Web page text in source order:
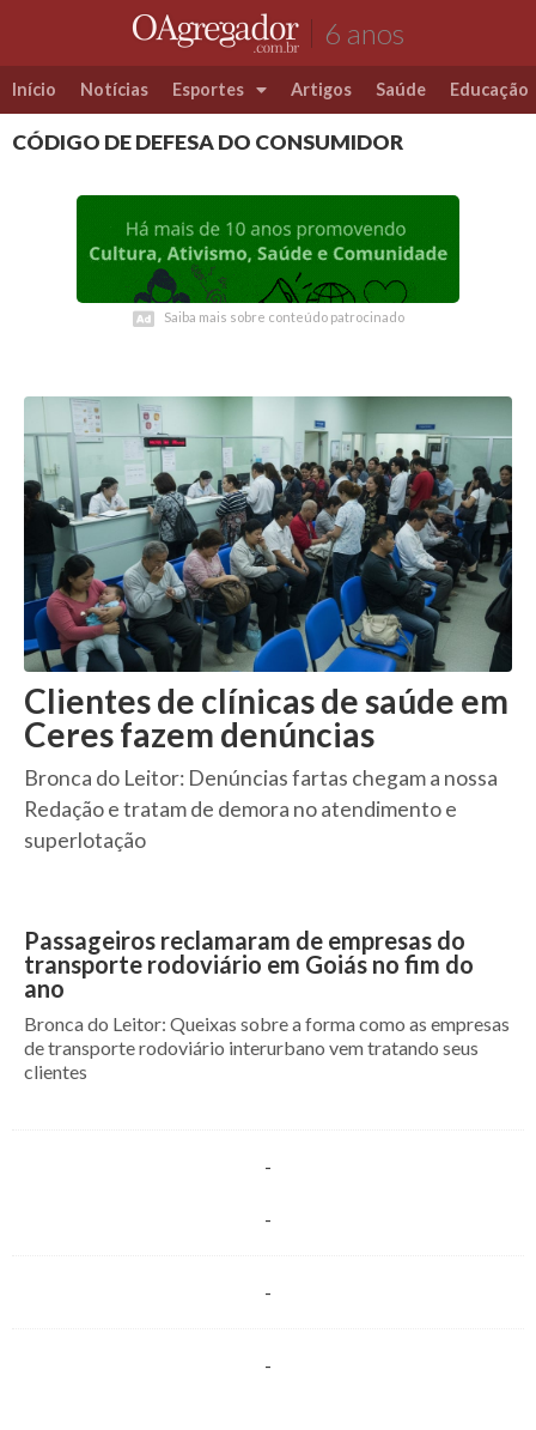
6 anos
Início Notícias Esportes
Futebol Coluna Esportiva Valério Luiz
Artigos Saúde Educação
CÓDIGO DE DEFESA DO CONSUMIDOR
Saiba mais sobre conteúdo patrocinado
Saiba mais sobre conteúdo patrocinado
Clientes de clínicas de saúde em
Ceres fazem denúncias
Bronca do Leitor: Denúncias fartas chegam a nossa
Redação e tratam de demora no atendimento e
superlotação
Passageiros reclamaram de empresas do
transporte rodoviário em Goiás no fim do
ano
Bronca do Leitor: Queixas sobre a forma como as empresas
de transporte rodoviário interurbano vem tratando seus
clientes
-
-
-
-